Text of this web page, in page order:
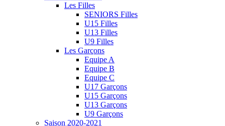
Les Filles
SENIORS Filles
U15 Filles
U13 Filles
U9 Filles
Les Garçons
Equipe A
Equipe B
Equipe C
U17 Garçons
U15 Garçons
U13 Garçons
U9 Garçons
Saison 2020-2021